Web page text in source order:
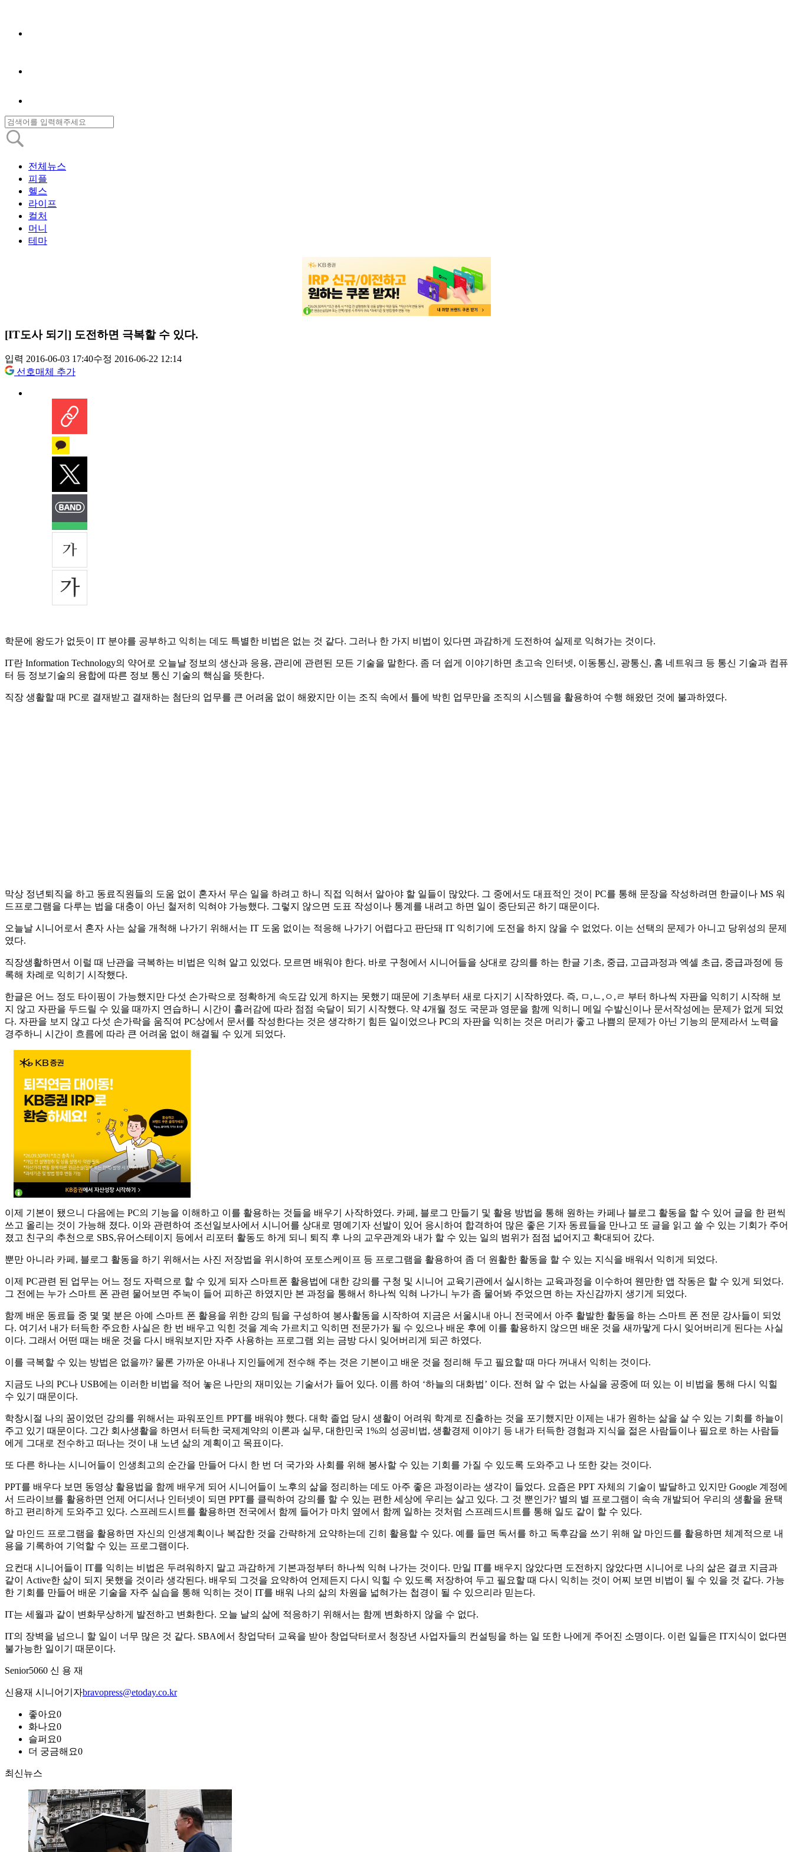
전체뉴스
피플
헬스
라이프
컬처
머니
테마
[IT도사 되기] 도전하면 극복할 수 있다.
입력 2016-06-03 17:40수정 2016-06-22 12:14
선호매체 추가
학문에 왕도가 없듯이 IT 분야를 공부하고 익히는 데도 특별한 비법은 없는 것 같다. 그러나 한 가지 비법이 있다면 과감하게 도전하여 실제로 익혀가는 것이다.
IT란 Information Technology의 약어로 오늘날 정보의 생산과 응용, 관리에 관련된 모든 기술을 말한다. 좀 더 쉽게 이야기하면 초고속 인터넷, 이동통신, 광통신, 홈 네트워크 등 통신 기술과 컴퓨
터 등 정보기술의 융합에 따른 정보 통신 기술의 핵심을 뜻한다.
직장 생활할 때 PC로 결재받고 결재하는 첨단의 업무를 큰 어려움 없이 해왔지만 이는 조직 속에서 틀에 박힌 업무만을 조직의 시스템을 활용하여 수행 해왔던 것에 불과하였다.
막상 정년퇴직을 하고 동료직원들의 도움 없이 혼자서 무슨 일을 하려고 하니 직접 익혀서 알아야 할 일들이 많았다. 그 중에서도 대표적인 것이 PC를 통해 문장을 작성하려면 한글이나 MS 워
드프로그램을 다루는 법을 대충이 아닌 철저히 익혀야 가능했다. 그렇지 않으면 도표 작성이나 통계를 내려고 하면 일이 중단되곤 하기 때문이다.
오늘날 시니어로서 혼자 사는 삶을 개척해 나가기 위해서는 IT 도움 없이는 적응해 나가기 어렵다고 판단돼 IT 익히기에 도전을 하지 않을 수 없었다. 이는 선택의 문제가 아니고 당위성의 문제
였다.
직장생활하면서 이럴 때 난관을 극복하는 비법은 익혀 알고 있었다. 모르면 배워야 한다. 바로 구청에서 시니어들을 상대로 강의를 하는 한글 기초, 중급, 고급과정과 엑셀 초급, 중급과정에 등
록해 차례로 익히기 시작했다.
한글은 어느 정도 타이핑이 가능했지만 다섯 손가락으로 정확하게 속도감 있게 하지는 못했기 때문에 기초부터 새로 다지기 시작하였다. 즉, ㅁ,ㄴ,ㅇ,ㄹ 부터 하나씩 자판을 익히기 시작해 보
지 않고 자판을 두드릴 수 있을 때까지 연습하니 시간이 흘러감에 따라 점점 숙달이 되기 시작했다. 약 4개월 정도 국문과 영문을 함께 익히니 메일 수발신이나 문서작성에는 문제가 없게 되었
다. 자판을 보지 않고 다섯 손가락을 움직여 PC상에서 문서를 작성한다는 것은 생각하기 힘든 일이었으나 PC의 자판을 익히는 것은 머리가 좋고 나쁨의 문제가 아닌 기능의 문제라서 노력을
경주하니 시간이 흐름에 따라 큰 어려움 없이 해결될 수 있게 되었다.
이제 기본이 됐으니 다음에는 PC의 기능을 이해하고 이를 활용하는 것들을 배우기 사작하였다. 카페, 블로그 만들기 및 활용 방법을 통해 원하는 카페나 블로그 활동을 할 수 있어 글을 한 편씩
쓰고 올리는 것이 가능해 졌다. 이와 관련하여 조선일보사에서 시니어를 상대로 명예기자 선발이 있어 응시하여 합격하여 많은 좋은 기자 동료들을 만나고 또 글을 읽고 쓸 수 있는 기회가 주어
졌고 친구의 추천으로 SBS,유어스테이지 등에서 리포터 활동도 하게 되니 퇴직 후 나의 교우관계와 내가 할 수 있는 일의 범위가 점점 넓어지고 확대되어 갔다.
뿐만 아니라 카페, 블로그 활동을 하기 위해서는 사진 저장법을 위시하여 포토스케이프 등 프로그램을 활용하여 좀 더 원활한 활동을 할 수 있는 지식을 배워서 익히게 되었다.
이제 PC관련 된 업무는 어느 정도 자력으로 할 수 있게 되자 스마트폰 활용법에 대한 강의를 구청 및 시니어 교육기관에서 실시하는 교육과정을 이수하여 웬만한 앱 작동은 할 수 있게 되었다.
그 전에는 누가 스마트 폰 관련 물어보면 주눅이 들어 피하곤 하였지만 본 과정을 통해서 하나씩 익혀 나가니 누가 좀 물어봐 주었으면 하는 자신감까지 생기게 되었다.
함께 배운 동료들 중 몇 몇 분은 아예 스마트 폰 활용을 위한 강의 팀을 구성하여 봉사활동을 시작하여 지금은 서울시내 아니 전국에서 아주 활발한 활동을 하는 스마트 폰 전문 강사들이 되었
다. 여기서 내가 터득한 주요한 사실은 한 번 배우고 익힌 것을 계속 가르치고 익히면 전문가가 될 수 있으나 배운 후에 이를 활용하지 않으면 배운 것을 새까맣게 다시 잊어버리게 된다는 사실
이다. 그래서 어떤 때는 배운 것을 다시 배워보지만 자주 사용하는 프로그램 외는 금방 다시 잊어버리게 되곤 하였다.
이를 극복할 수 있는 방법은 없을까? 물론 가까운 아내나 지인들에게 전수해 주는 것은 기본이고 배운 것을 정리해 두고 필요할 때 마다 꺼내서 익히는 것이다.
지금도 나의 PC나 USB에는 이러한 비법을 적어 놓은 나만의 재미있는 기술서가 들어 있다. 이름 하여 ‘하늘의 대화법’ 이다. 전혀 알 수 없는 사실을 공중에 떠 있는 이 비법을 통해 다시 익힐
수 있기 때문이다.
학창시절 나의 꿈이었던 강의를 위해서는 파워포인트 PPT를 배워야 했다. 대학 졸업 당시 생활이 어려워 학계로 진출하는 것을 포기했지만 이제는 내가 원하는 삶을 살 수 있는 기회를 하늘이
주고 있기 때문이다. 그간 회사생활을 하면서 터득한 국제계약의 이론과 실무, 대한민국 1%의 성공비법, 생활경제 이야기 등 내가 터득한 경험과 지식을 젊은 사람들이나 필요로 하는 사람들
에게 그대로 전수하고 떠나는 것이 내 노년 삶의 계획이고 목표이다.
또 다른 하나는 시니어들이 인생최고의 순간을 만들어 다시 한 번 더 국가와 사회를 위해 봉사할 수 있는 기회를 가질 수 있도록 도와주고 나 또한 갖는 것이다.
PPT를 배우다 보면 동영상 활용법을 함께 배우게 되어 시니어들이 노후의 삶을 정리하는 데도 아주 좋은 과정이라는 생각이 들었다. 요즘은 PPT 자체의 기술이 발달하고 있지만 Google 계정에
서 드라이브를 활용하면 언제 어디서나 인터넷이 되면 PPT를 클릭하여 강의를 할 수 있는 편한 세상에 우리는 살고 있다. 그 것 뿐인가? 별의 별 프로그램이 속속 개발되어 우리의 생활을 윤택
하고 편리하게 도와주고 있다. 스프레드시트를 활용하면 전국에서 함께 들어가 마치 옆에서 함께 일하는 것처럼 스프레드시트를 통해 일도 같이 할 수 있다.
알 마인드 프로그램을 활용하면 자신의 인생계획이나 복잡한 것을 간략하게 요약하는데 긴히 활용할 수 있다. 예를 들면 독서를 하고 독후감을 쓰기 위해 알 마인드를 활용하면 체계적으로 내
용을 기록하여 기억할 수 있는 프로그램이다.
요컨대 시니어들이 IT를 익히는 비법은 두려워하지 말고 과감하게 기본과정부터 하나씩 익혀 나가는 것이다. 만일 IT를 배우지 않았다면 도전하지 않았다면 시니어로 나의 삶은 결코 지금과
같이 Active한 삶이 되지 못했을 것이라 생각된다. 배우되 그것을 요약하여 언제든지 다시 익힐 수 있도록 저장하여 두고 필요할 때 다시 익히는 것이 어찌 보면 비법이 될 수 있을 것 같다. 가능
한 기회를 만들어 배운 기술을 자주 실습을 통해 익히는 것이 IT를 배워 나의 삶의 차원을 넓혀가는 첩경이 될 수 있으리라 믿는다.
IT는 세월과 같이 변화무상하게 발전하고 변화한다. 오늘 날의 삶에 적응하기 위해서는 함께 변화하지 않을 수 없다.
IT의 장벽을 넘으니 할 일이 너무 많은 것 같다. SBA에서 창업닥터 교육을 받아 창업닥터로서 청장년 사업자들의 컨설팅을 하는 일 또한 나에게 주어진 소명이다. 이런 일들은 IT지식이 없다면
불가능한 일이기 때문이다.
Senior5060 신 용 재
신용재 시니어기자bravopress@etoday.co.kr
좋아요0
화나요0
슬퍼요0
더 궁금해요0
최신뉴스